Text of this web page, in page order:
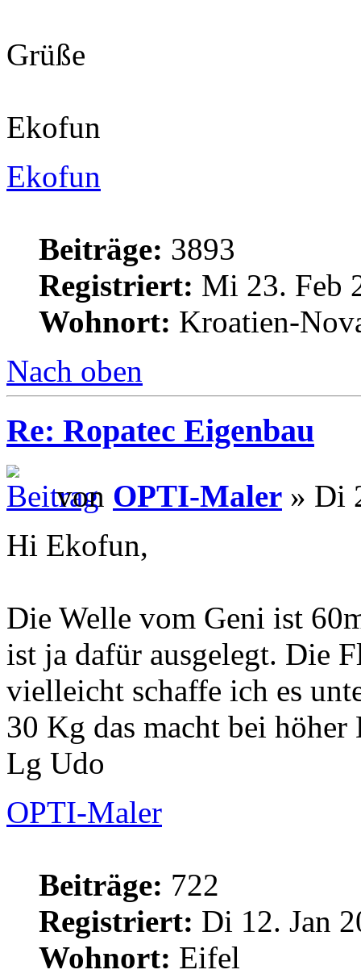
Grüße
Ekofun
Ekofun
Beiträge: 3893
Registriert: Mi 23. Feb
Wohnort: Kroatien-
Nach oben
Re: Ropatec Eigenbau
von OPTI-Maler » Di
Hi Ekofun,
Die Welle vom Geni ist
ist ja dafür ausgelegt. Die
vielleicht schaffe ich es
30 Kg das macht bei höher
Lg Udo
OPTI-Maler
Beiträge: 722
Registriert: Di 12. Jan
Wohnort: Eifel